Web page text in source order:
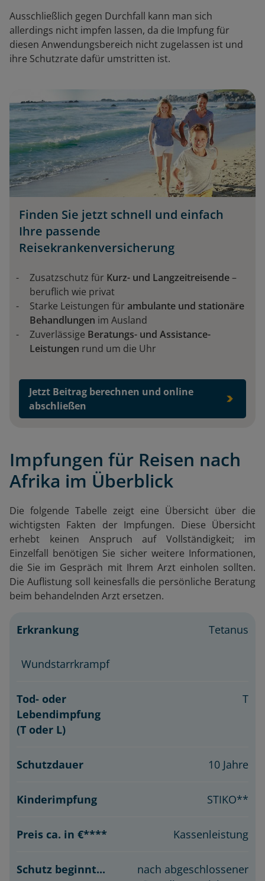
Ausschließlich gegen Durchfall kann man sich
allerdings nicht impfen lassen, da die Impfung für
diesen Anwendungsbereich nicht zugelassen ist und
ihre Schutzrate dafür umstritten ist.
Finden Sie jetzt schnell und einfach
Ihre passende
Reisekrankenversicherung
Zusatzschutz für Kurz- und Langzeitreisende–
beruflich wie privat
Starke Leistungen für ambulante und stationäre
Behandlungen im Ausland
Zuverlässige Beratungs- und Assistance-
Leistungen rund um die Uhr
Jetzt Beitrag berechnen und online
abschließen
Impfungen für Reisen nach
Afrika im Überblick
Die folgende Tabelle zeigt eine Übersicht über die
wichtigsten Fakten der Impfungen. Diese Übersicht
erhebt keinen Anspruch auf Vollständigkeit; im
Einzelfall benötigen Sie sicher weitere Informationen,
die Sie im Gespräch mit Ihrem Arzt einholen sollten.
Die Auflistung soll keinesfalls die persönliche Beratung
beim behandelnden Arzt ersetzen.
Tetanus
Wundstarrkrampf
T
10 Jahre
STIKO**
Kassenleistung
nach abgeschlossener